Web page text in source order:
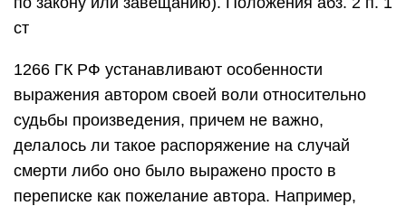
ст
1266 ГК РФ устанавливают особенности
выражения автором своей воли относительно
судьбы произведения, причем не важно,
делалось ли такое распоряжение на случай
смерти либо оно было выражено просто в
переписке как пожелание автора. Например,